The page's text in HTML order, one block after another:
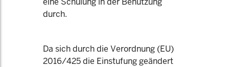
durch.
Da sich durch die Verordnung (EU)
2016/425 die Einstufung geändert